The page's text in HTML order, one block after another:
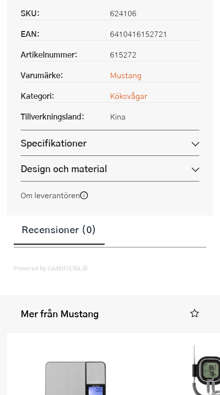
SKU:
624106
EAN:
6410416152721
Artikelnummer:
615272
Varumärke:
Mustang
Kategori:
Köksvågar
Tillverkningsland:
Kina
Specifikationer
Design och material
Om leverantören
Recensioner (0)
Powered by GAMIFIERA.®
Mer från Mustang